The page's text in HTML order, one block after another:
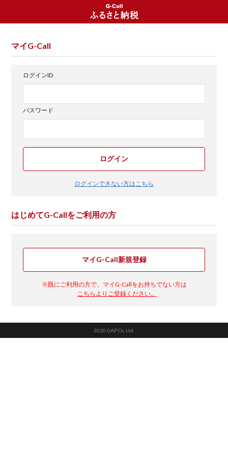
マイG-Call
ログインID
パスワード
ログイン
ログインできない方はこちら
はじめてG-Callをご利用の方
マイG-Call新規登録
※既にご利用の方で、マイG-Callをお持ちでない方は
こちらよりご登録ください。
2020 GAP Co, Ltd.